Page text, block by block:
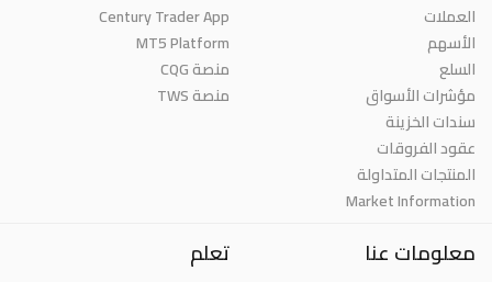
العملات
الأسهم
السلع
مؤشرات الأسواق
سندات الخزينة
عقود الفروقات
المنتجات المتداولة
Market Information
Century Trader App
MT5 Platform
منصة CQG
منصة TWS
معلومات عنا تعلم